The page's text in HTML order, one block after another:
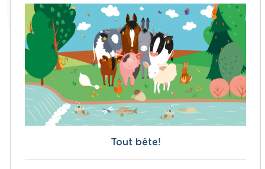
Tout bête!